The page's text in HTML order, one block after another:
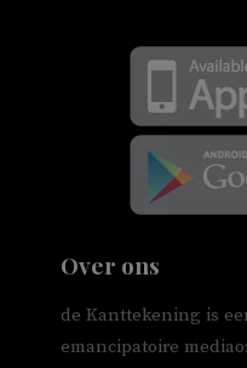
Over ons
de Kanttekening is
emancipatoire